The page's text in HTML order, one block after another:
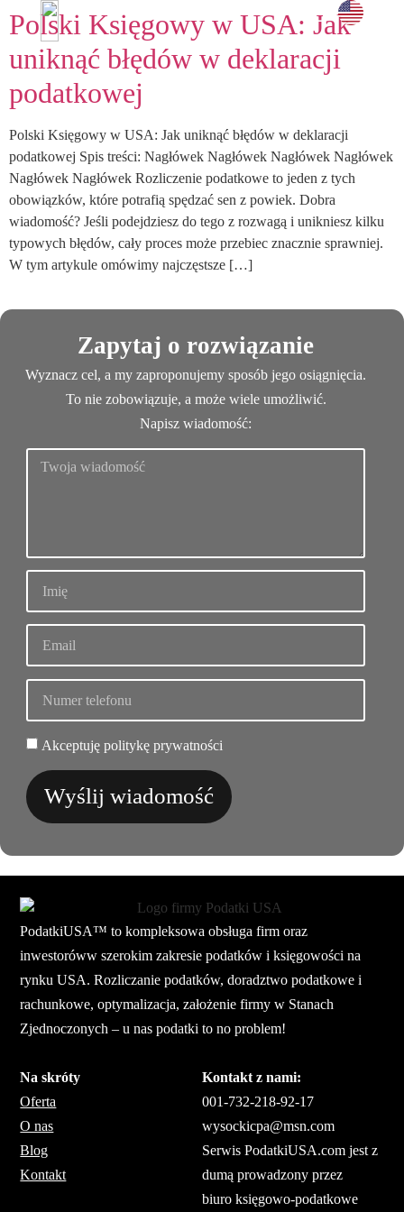
Polski Księgowy w USA: Jak
uniknąć błędów w deklaracji
podatkowej
Polski Księgowy w USA: Jak uniknąć błędów w deklaracji
podatkowej Spis treści: Nagłówek Nagłówek Nagłówek Nagłówek
Nagłówek Nagłówek Rozliczenie podatkowe to jeden z tych
obowiązków, które potrafią spędzać sen z powiek. Dobra
wiadomość? Jeśli podejdziesz do tego z rozwagą i unikniesz kilku
typowych błędów, cały proces może przebiec znacznie sprawniej.
W tym artykule omówimy najczęstsze […]
Zapytaj o rozwiązanie
Wyznacz cel, a my zaproponujemy sposób jego osiągnięcia.
To nie zobowiązuje, a może wiele umożliwić.
Napisz wiadomość:
Akceptuję politykę prywatności
Wyślij wiadomość
Na skróty
Oferta
O nas
Blog
Kontakt
Kontakt z nami:
001-732-218-92-17
wysockicpa@msn.com
Serwis PodatkiUSA.com jest z
dumą prowadzony przez
biuro księgowo-podatkowe
PodatkiUSA™ to kompleksowa obsługa firm oraz
inwestoróww szerokim zakresie podatków i księgowości na
rynku USA. Rozliczanie podatków, doradztwo podatkowe i
rachunkowe, optymalizacja, założenie firmy w Stanach
Zjednoczonych – u nas podatki to no problem!